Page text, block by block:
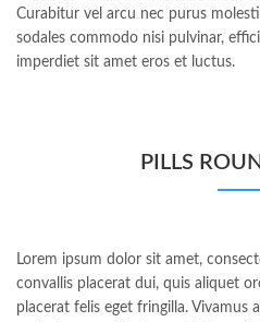
Curabitur vel arcu nec purus
sodales commodo nisi pulvinar,
imperdiet sit amet eros et luctus.
PILLS
Lorem ipsum dolor sit amet,
convallis placerat dui, quis aliquet
placerat felis eget fringilla. Vivamus